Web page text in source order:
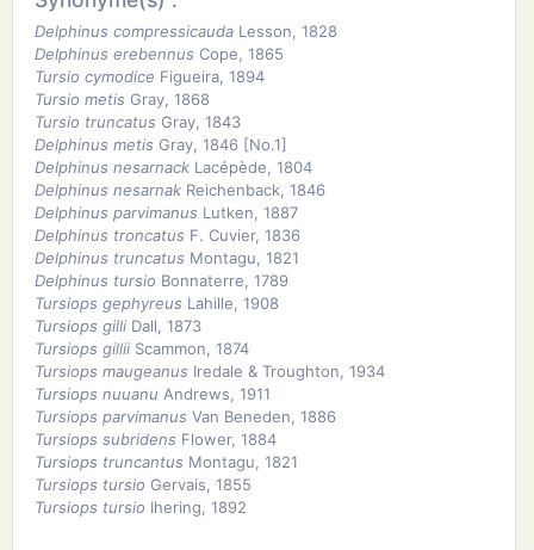
Delphinus compressicaudaLesson, 1828
Delphinus erebennus Cope, 1865
Tursio cymodice Figueira, 1894
Tursio metis Gray, 1868
Tursio truncatus Gray, 1843
Delphinus metis Gray, 1846 [No.1]
Delphinus nesarnackLacépède, 1804
Delphinus nesarnakReichenback, 1846
Delphinus parvimanus Lutken, 1887
Delphinus troncatus F. Cuvier, 1836
Delphinus truncatus Montagu, 1821
Delphinus tursio Bonnaterre, 1789
Tursiops gephyreus Lahille, 1908
Tursiops gilliDall, 1873
Tursiops gilliiScammon, 1874
Tursiops maugeanus Iredale & Troughton, 1934
Tursiops nuuanu Andrews, 1911
Tursiops parvimanus Van Beneden, 1886
Tursiops subridens Flower, 1884
Tursiops truncantus Montagu, 1821
Tursiops tursio Gervais, 1855
Tursiops tursio Ihering, 1892